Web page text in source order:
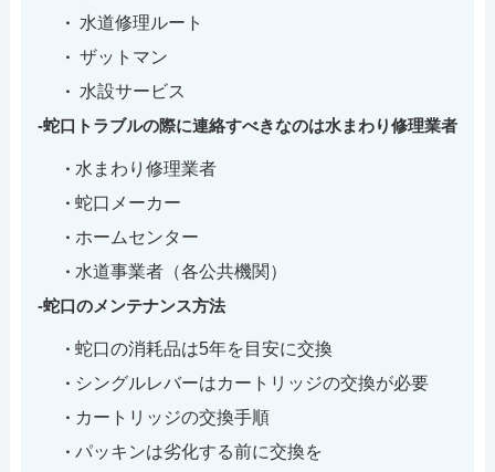
水道修理ルート
ザットマン
水設サービス
蛇口トラブルの際に連絡すべきなのは水まわり修理業者
水まわり修理業者
蛇口メーカー
ホームセンター
水道事業者（各公共機関）
蛇口のメンテナンス方法
蛇口の消耗品は5年を目安に交換
シングルレバーはカートリッジの交換が必要
カートリッジの交換手順
パッキンは劣化する前に交換を